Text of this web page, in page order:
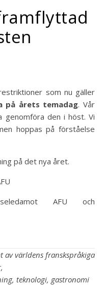
som nu gäller
på årets temadag. Vår
genomföra den i höst. Vi
hoppas på förståelse
på det nya året.
AFU och
av världens franskspråkiga
teknologi, gastronomi